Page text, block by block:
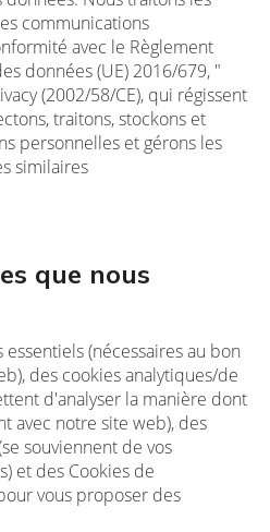
communications
avec le Règlement
données (UE) 2016/679, "
(2002/58/CE), qui régissent
traitons, stockons et
personnelles et gérons les
similaires
que nous
(nécessaires au bon
des cookies analytiques/de
d'analyser la manière dont
avec notre site web), des
souviennent de vos
et des Cookies de
vous proposer des